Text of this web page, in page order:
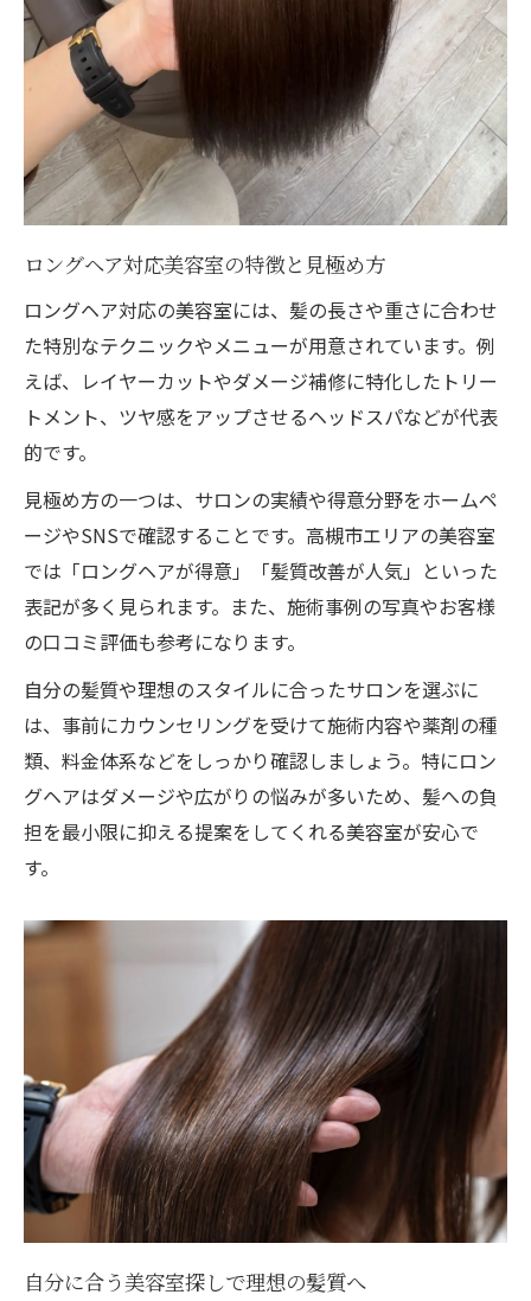
ロングヘア対応美容室の特徴と見極め方
ロングヘア対応の美容室には、髪の長さや重さに合わせ
た特別なテクニックやメニューが用意されています。例
えば、レイヤーカットやダメージ補修に特化したトリー
トメント、ツヤ感をアップさせるヘッドスパなどが代表
的です。
見極め方の一つは、サロンの実績や得意分野をホームペ
ージやSNSで確認することです。高槻市エリアの美容室
では「ロングヘアが得意」「髪質改善が人気」といった
表記が多く見られます。また、施術事例の写真やお客様
の口コミ評価も参考になります。
自分の髪質や理想のスタイルに合ったサロンを選ぶに
は、事前にカウンセリングを受けて施術内容や薬剤の種
類、料金体系などをしっかり確認しましょう。特にロン
グヘアはダメージや広がりの悩みが多いため、髪への負
担を最小限に抑える提案をしてくれる美容室が安心で
す。
自分に合う美容室探しで理想の髪質へ